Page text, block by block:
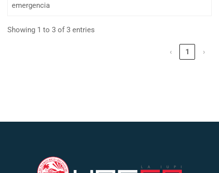
emergencia
Showing 1 to 3 of 3 entries
‹ 1 ›